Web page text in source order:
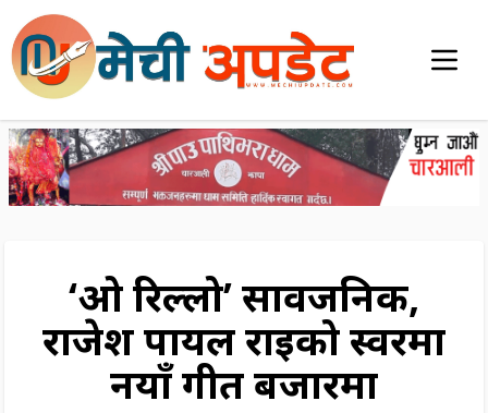
‘ओ रिल्लो’ सार्वजनिक,
राजेश पायल राईको स्वरमा
नयाँ गीत बजारमा